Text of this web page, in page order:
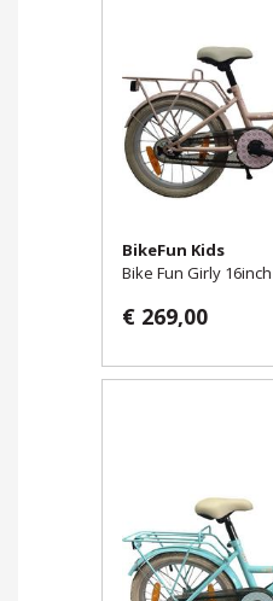
BikeFun Kids
Bike Fun Girly
€ 269,00